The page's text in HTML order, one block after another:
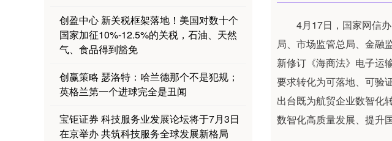
4月17日，国家网信办
局、市场监管总局、金融
新修订《海商法》电子运
要求转化为可落地、可验
出台既为航贸企业数智化
数智化高质量发展、提升
创盈中心 新关税框架落地！美国对数十个
国家加征10%-12.5%的关税，石油、天然
气、食品得到豁免
创赢策略 瑟洛特：哈兰德那个不是犯规；
英格兰第一个进球完全是丑闻
宝钜证券 科技服务业发展论坛将于7月3日
在京举办 共筑科技服务全球发展新格局